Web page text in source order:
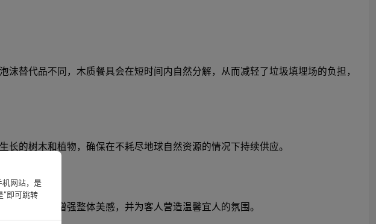
替代品不同，木质餐具会在短时间内自然分解，从而减轻了垃圾填埋场的负担，
的树木和植物，确保在不耗尽地球自然资源的情况下持续供应。
丝优雅，增强整体美感，并为客人营造温馨宜人的氛围。
网站，是
”即可跳转